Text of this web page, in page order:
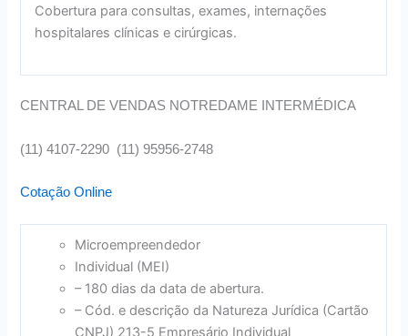
Cobertura para consultas, exames, internações
hospitalares clínicas e cirúrgicas.
CENTRAL DE VENDAS NOTREDAME INTERMÉDICA
(11) 4107-2290 (11) 95956-2748
Cotação Online
Microempreendedor
Individual (MEI)
– 180 dias da data de abertura.
– Cód. e descrição da Natureza Jurídica (Cartão